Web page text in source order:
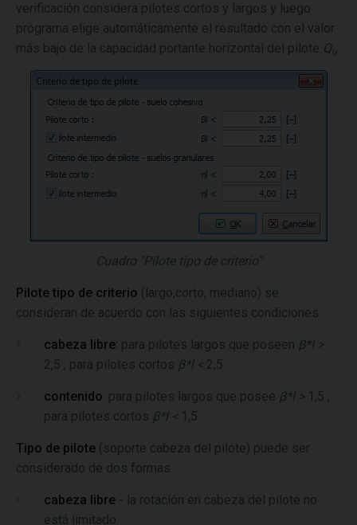
verificación considera pilotes cortos y largos y luego
programa elige automáticamente el resultado con el valor
más bajo de la capacidad portante horizontal del pilote Qu
Cuadro "Pilote tipo de criterio"
Pilote tipo de criterio (largo,corto, mediano) se
consideran de acuerdo con las siguientes condiciones:
cabeza libre : para pilotes largos que poseen β*l >
2,5 ; para pilotes cortos β*l < 2,5
contenido : para pilotes largos que posee β*l >1,5 ;
para pilotes cortos β*l < 1,5
Tipo de pilote (soporte cabeza del pilote) puede ser
considerado de dos formas
cabeza libre - la rotación en cabeza del pilote no
está limitado